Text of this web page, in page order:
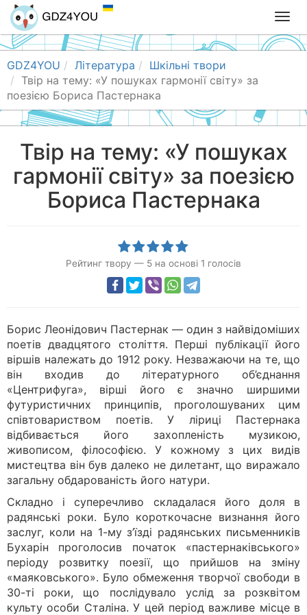
T
o
g
n
a
i
g
a
GDZ4YOU Література
Шкільні твори
Твір на тему: «У пошуках гармонії світу» за
поезією Бориса Пастернака
Твір на тему: «У пошуках
гармонії світу» за поезією
Бориса Пастернака
Рейтинг твору — 5 на основі 1 голосів
Борис Леонідович Пастернак — один з найвідоміших
поетів двадцятого століття. Перші публікації його
віршів належать до 1912 року. Незважаючи на те, що
він входив до літературного об’єднання
«Центрифуга», вірші його є значно ширшими
футуристичних принципів, проголошуваних цим
співтовариством поетів. У ліриці Пастернака
відбивається його захопленість музикою,
живописом, філософією. У кожному з цих видів
мистецтва він був далеко не дилетант, що виражало
загальну обдарованість його натури.
Складно і суперечливо складалася його доля в
радянські роки. Було короткочасне визнання його
заслуг, коли на 1-му з’їзді радянських письменників
Бухарін проголосив початок «пастернаківського»
періоду розвитку поезії, що прийшов на зміну
«маяковського». Було обмеження творчої свободи в
30-ті роки, що послідувало услід за розквітом
культу особи Сталіна. У цей період важливе місце в